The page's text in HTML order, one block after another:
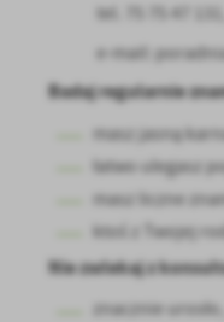
tel. 75 75 47
e-mail:
Badaj regularnie
masz jasną
łatwo ulegasz
masz liczne
ktoś z Twojej
Nie zwlekaj z
znacznie